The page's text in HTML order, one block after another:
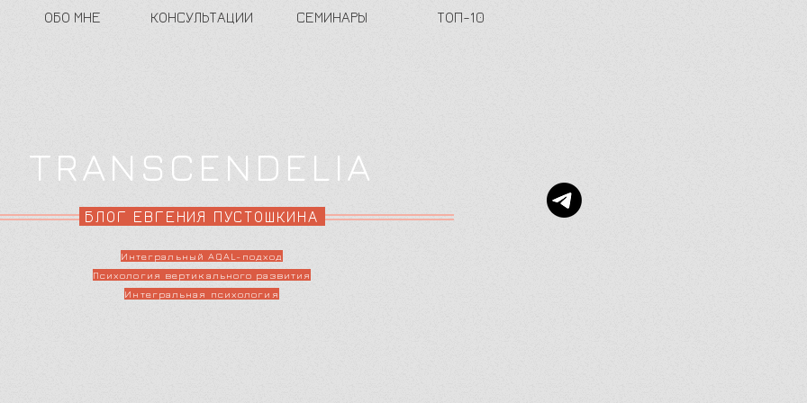
ОБО МНЕ КОНСУЛЬТАЦИИ СЕМИНАРЫ ТОП-10
TRANSCENDELIA
БЛОГ ЕВГЕНИЯ ПУСТОШКИНА
Интегральный AQAL-подход
Психология вертикального развития
Интегральная психология